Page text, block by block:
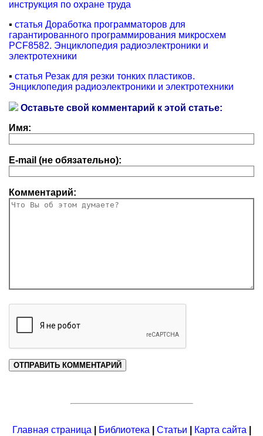
инструкция по охране труда
▪ статья Доработка программаторов для
гарантированного программирования микросхем
PCF8582. Энциклопедия радиоэлектроники и
электротехники
▪ статья Резак для резки тонких пластиков.
Энциклопедия радиоэлектроники и электротехники
Оставьте свой комментарий к этой статье:
Имя:
E-mail (не обязательно):
Комментарий:
Главная страница Библиотека Статьи Карта сайта